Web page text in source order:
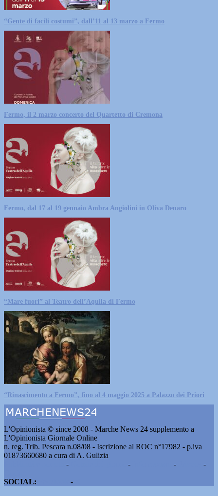
“Gente di facili costumi”, dall’11 al 13 marzo a Fermo
Fermo, il 2 marzo concerto del Quartetto di Cremona
Fermo, dal 17 al 19 gennaio Ambra Angiolini in Oliva Denaro
“Mare fuori” al Teatro dell’Aquila di Fermo
“Rinascimento a Fermo”, fino al 4 maggio 2025 a Palazzo dei Priori
L'Opinionista © since 2008 - Marche News 24 supplemento a
L'Opinionista Giornale Online
n. reg. Trib. Pescara n.08/08 - Iscrizione al ROC n°17982 - p.iva
01873660680 a cura di A. Gulizia
- - -
-
SOCIAL:
-